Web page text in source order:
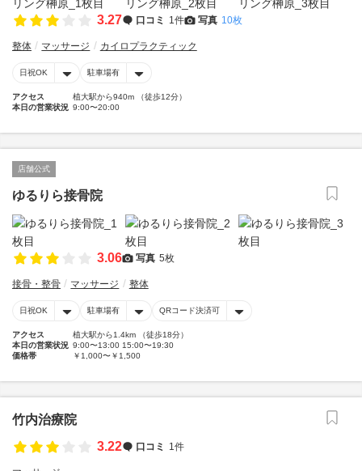
3.27 口コミ 1件 写真 10枚
整体 マッサージ カイロプラクティック
日祝OK 駐車場有
アクセス
植大駅から940m （徒歩12分）
本日の営業状況 9:00〜20:00
店舗公式
ゆるりら接骨院
3.06 写真 5枚
接骨・整骨 マッサージ 整体
日祝OK 駐車場有 QRコード決済可
アクセス
植大駅から1.4km （徒歩18分）
本日の営業状況 9:00〜13:00 15:00〜19:30
価格帯
￥1,000〜￥1,500
竹内治療院
3.22
口コミ 1件